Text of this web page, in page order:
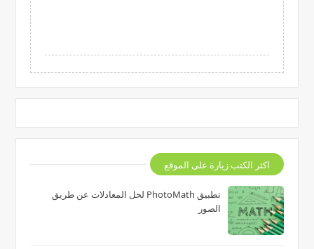
اكثر الكتب زيارة على الموقع
تطبيق PhotoMath لحل المعادلات عن طريق
الصور